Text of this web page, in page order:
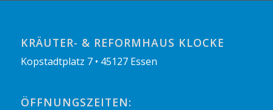
KRÄUTER- & REFORMHAUS KLOCKE
Kopstadtplatz 7 • 45127 Essen
ÖFFNUNGSZEITEN: